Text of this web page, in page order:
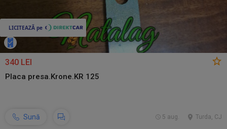
340 LEI
Placa presa.Krone.KR 125
Sună Turda, CJ
5 aug.